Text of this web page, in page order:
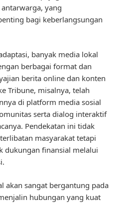
yang
bagi keberlangsungan
banyak media lokal
berbagai format dan
berita online dan konten
Tribune, misalnya, telah
di platform media sosial
serta dialog interaktif
Pendekatan ini tidak
masyarakat tetapi
dukungan finansial melalui
akan sangat bergantung pada
hubungan yang kuat